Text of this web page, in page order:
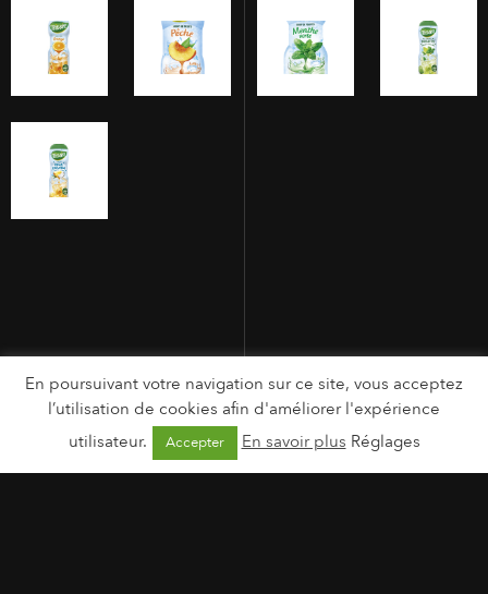
En poursuivant votre navigation sur ce site, vous acceptez
l’utilisation de cookies afin d'améliorer l'expérience
utilisateur.
Accepter En savoir plus Réglages